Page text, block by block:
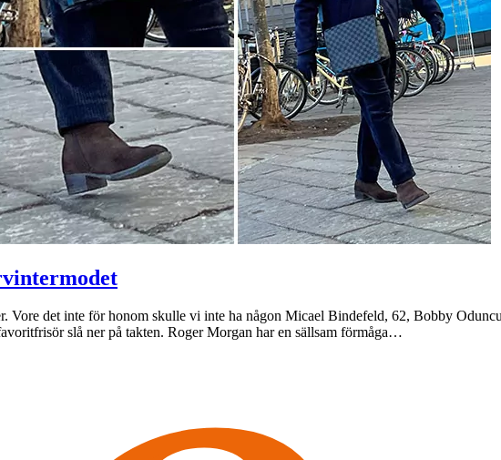
Vore det inte för honom skulle vi inte ha någon Micael Bindefeld, 62, Bobby
slå ner på takten. Roger Morgan har en sällsam förmåga…